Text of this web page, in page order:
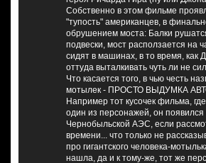
Собственно в этом фильме
"тупость" американцев, в
обрушением моста: Балки
подвески, мост расползается на
сидят в машинах, в то время, как
оттуда выталкивать чуть ли не
Что касается того, в чью честь
мотылек - ПРОСТО ВЫДУМКА
Например тот кусочек фильма,
один из персонажей, он
Чернобыльской АЭС, если
времени... что только не
про гигантского человека-
нашла, да и к тому-же, тот же